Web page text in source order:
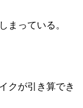
まっている。
クが引き算でき